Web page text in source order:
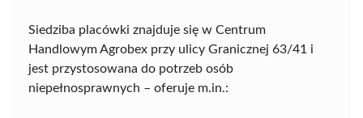
Siedziba placówki znajduje się w Centrum
Handlowym Agrobex przy ulicy Granicznej 63/41 i
jest przystosowana do potrzeb osób
niepełnosprawnych – oferuje m.in.: